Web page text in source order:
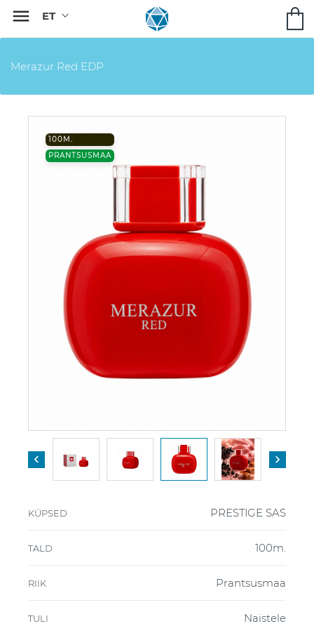

Merazur Red EDP
100M.
PRANTSUSMAA
 
KÜPSED PRESTIGE SAS
TALD 100m.
RIIK Prantsusmaa
TULI Naistele